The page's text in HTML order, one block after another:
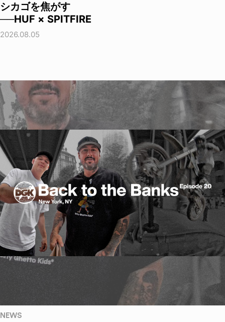
シカゴを焦がす
──HUF × SPITFIRE
2026.08.05
NEWS